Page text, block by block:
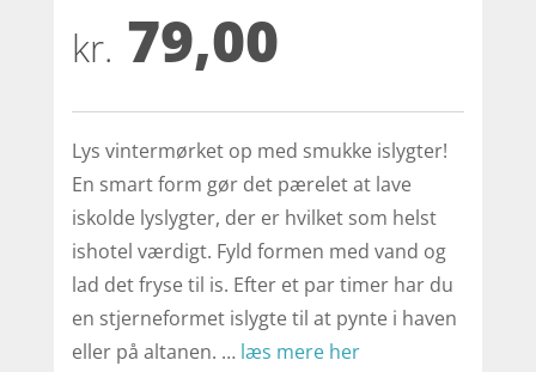
baseret
på
kundebedø
kr. 79,00
Lys vintermørket op med smukke islygter!
En smart form gør det pærelet at lave
iskolde lyslygter, der er hvilket som helst
ishotel værdigt. Fyld formen med vand og
lad det fryse til is. Efter et par timer har du
en stjerneformet islygte til at pynte i haven
eller på altanen. … læs mere her